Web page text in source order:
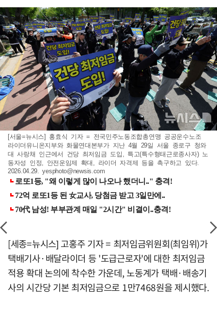
[서울=뉴시스] 홍효식 기자 = 전국민주노동조합총연맹 공공운수노조
라이더유니온지부와 화물연대본부가 지난 4월 29일 서울 종로구 청와
대 사랑채 인근에서 건당 최저임금 도입, 특고(특수형태근로종사자) 노
동자성 인정, 안전운임제 확대, 라이더 자격제 등을 촉구하고 있다.
2026.04.29.yesphoto@newsis.com
[세종=뉴시스] 고홍주 기자 = 최저임금위원회(최임위)가
택배기사·배달라이더 등 '도급근로자'에 대한 최저임금
적용 확대 논의에 착수한 가운데, 노동계가 택배·배송기
사의 시간당 기본 최저임금으로 1만7468원을 제시했다.